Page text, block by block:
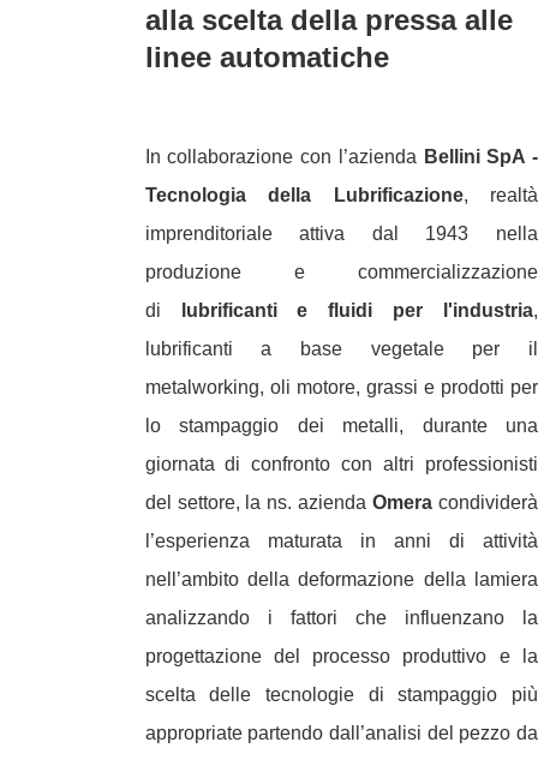
alla scelta della pressa alle
linee automatiche
In collaborazione con l’azienda Bellini SpA -
Tecnologia della Lubrificazione, realtà
imprenditoriale attiva dal 1943 nella
produzione e commercializzazione
di
lubrificanti e fluidi per l'industria,
lubrificanti a base vegetale per il
metalworking, oli motore, grassi e prodotti per
lostampaggio dei metalli, durante una
giornata di confronto con altri professionisti
del settore, la ns. aziendaOmera condividerà
l’esperienza maturata in anni di attività
nell’ambito della deformazione della lamiera
analizzando i fattori che influenzano la
progettazione del processo produttivo e la
scelta delle tecnologie di stampaggio più
appropriate partendo dall’analisi del pezzo da